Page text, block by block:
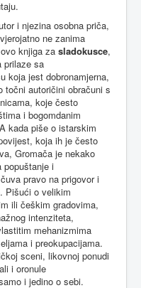
i njezina osobna priča,
ne zanima
knjiga za sladokusce,
prilaze sa
koja jest dobronamjerna,
autoričini obračuni s
koje često
i bogomdanim
kada piše o istarskim
koja ih je često
Gromača je nekako
popuštanje i
pravo na prigovor i
Pišući o velikim
ili češkim gradovima,
intenziteta,
mehanizmima
i preokupacijama.
sceni, likovnoj ponudi
i oronule
i jedino o sebi.